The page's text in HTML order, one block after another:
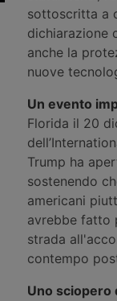
sottoscritta a
dichiarazione
anche la
nuove
Un evento
Florida il 20
Trump ha
sostenendo
americani
avrebbe fatto
strada
contempo
Uno sciopero